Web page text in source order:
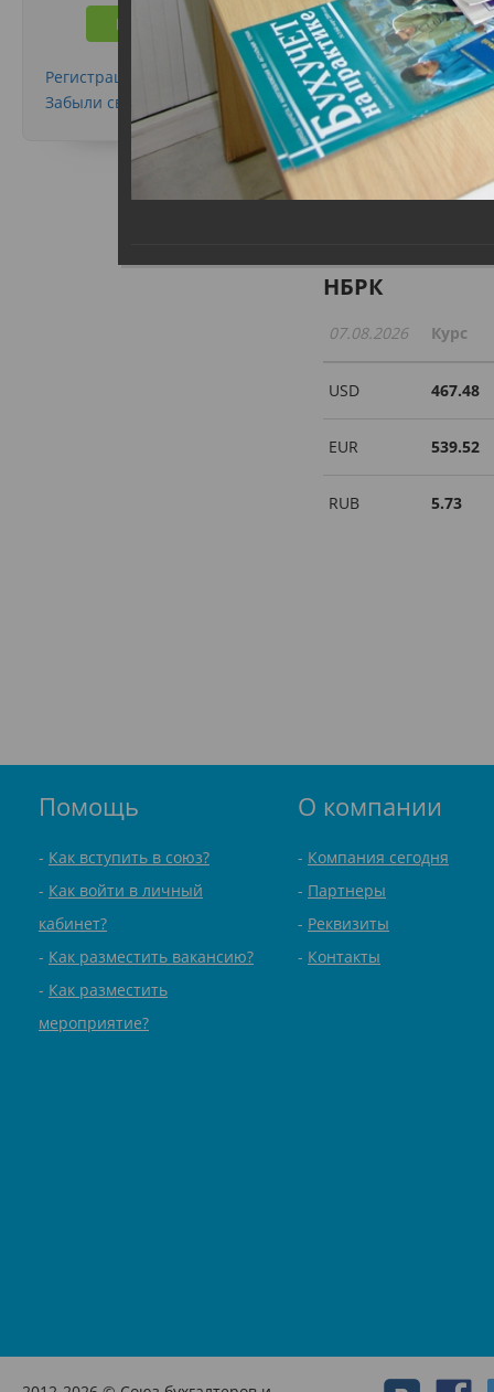
Регистрация
Забыли свой пароль?
НБРК
07.08.2026 Курс
USD 467.48
EUR 539.52
RUB 5.73
Помощь
Как вступить в союз?
Как войти в личный
кабинет?
Как разместить вакансию?
Как разместить
мероприятие?
О компании
Компания сегодня
Партнеры
Реквизиты
Контакты